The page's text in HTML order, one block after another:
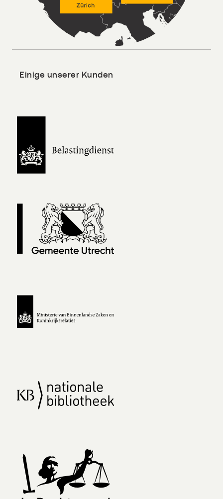
Einige unserer Kunden